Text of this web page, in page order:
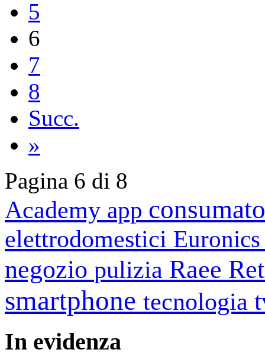
5
6
7
8
Succ.
»
Pagina 6 di 8
Academy app
elettrodomestici
negozio pulizia Raee
smartphone tecnologia
In evidenza